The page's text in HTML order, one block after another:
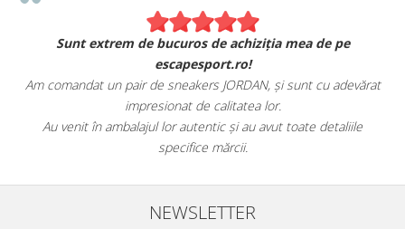
Sunt extrem de bucuros de achiziția mea de pe
escapesport.ro!
Am comandat un pair de sneakers JORDAN, și sunt cu adevărat
impresionat de calitatea lor.
Au venit în ambalajul lor autentic și au avut toate detaliile
specifice mărcii.
NEWSLETTER